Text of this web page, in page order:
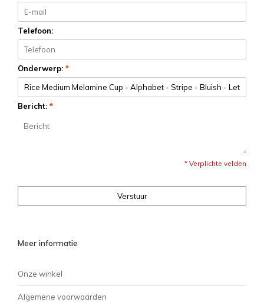
Telefoon:
Onderwerp: *
Bericht: *
* Verplichte velden
Verstuur
Meer informatie
Onze winkel
Algemene voorwaarden